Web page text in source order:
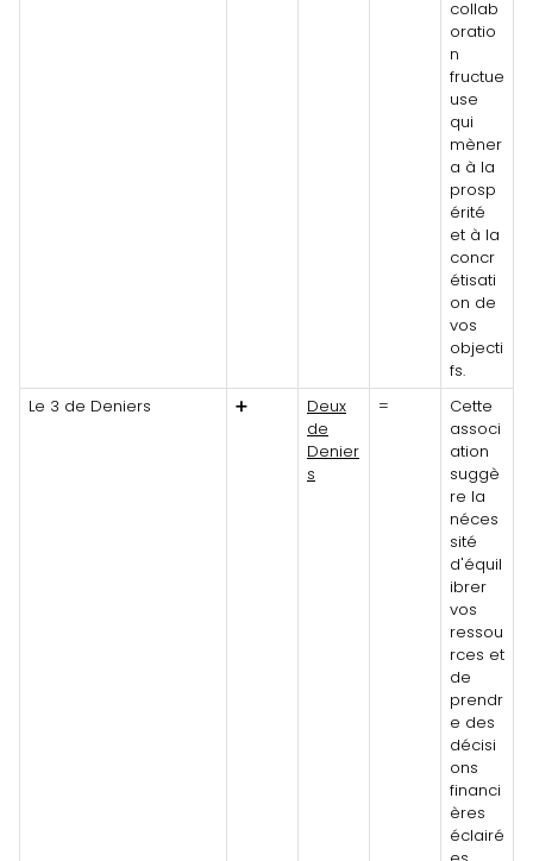
collab
oratio
n
fructue
use
qui
mèner
a à la
prosp
érité
et à la
concr
étisati
on de
vos
objecti
fs.
Le 3 de Deniers
➕
Deux
de
Denier
s
=
Cette
associ
ation
suggè
re la
néces
sité
d'équil
ibrer
vos
ressou
rces et
de
prendr
e des
décisi
ons
financi
ères
éclairé